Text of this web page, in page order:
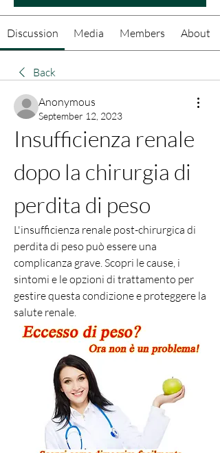
Discussion Media Members About
Back
Anonymous
September 12, 2023
Insufficienza renale
dopo la chirurgia di
perdita di peso
L'insufficienza renale post-chirurgica di
perdita di peso può essere una
complicanza grave. Scopri le cause, i
sintomi e le opzioni di trattamento per
gestire questa condizione e proteggere la
salute renale.